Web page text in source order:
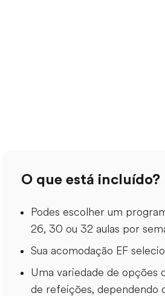
O que está incluído?
Podes escolher um
26, 30 ou 32 aulas por
Sua acomodação EF
Uma variedade de opções
de refeições, dependendo